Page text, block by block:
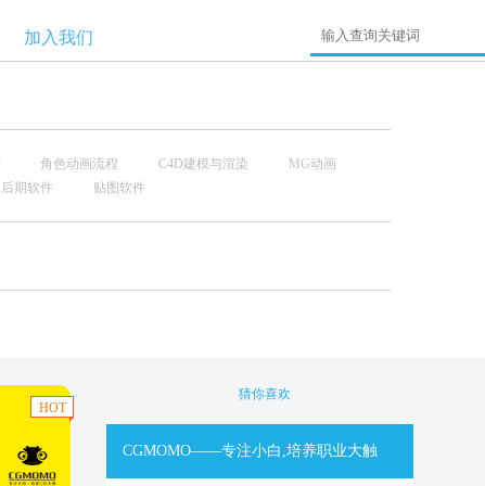
加入我们
角色动画流程 C4D建模与渲染
MG动画
后期软件 贴图软件
HOT
猜你喜欢
CGMOMO——专注小白,培养职业大触